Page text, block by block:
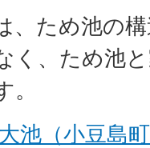
、ため池の
く、ため池
池（小豆島